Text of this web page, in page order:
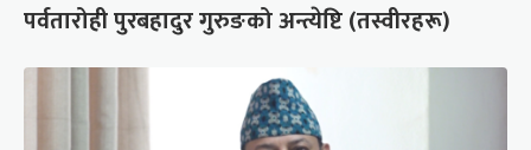
पर्वतारोही पुरबहादुर गुरुङको अन्त्येष्टि (तस्वीरहरू)